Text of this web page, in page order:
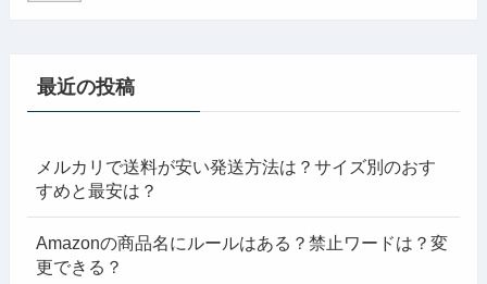
最近の投稿
メルカリで送料が安い発送方法は？サイズ別のおす
すめと最安は？
Amazonの商品名にルールはある？禁止ワードは？変
更できる？